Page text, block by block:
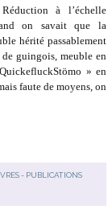
à l’échelle
on savait que la
hérité passablement
guingois, meuble en
» en
faute de moyens, on
- PUBLICATIONS